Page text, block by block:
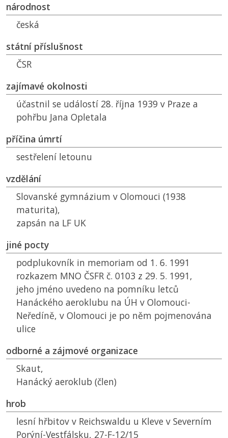
národnost
česká
státní příslušnost
ČSR
zajímavé okolnosti
účastnil se událostí 28. října 1939 v Praze a
pohřbu Jana Opletala
příčina úmrtí
sestřelení letounu
vzdělání
Slovanské gymnázium v Olomouci (1938
maturita),
zapsán na LF UK
jiné pocty
podplukovník in memoriam od 1. 6. 1991
rozkazem MNO ČSFR č. 0103 z 29. 5. 1991,
jeho jméno uvedeno na pomníku letců
Hanáckého aeroklubu na ÚH v Olomouci-
Neředíně, v Olomouci je po něm pojmenována
ulice
odborné a zájmové organizace
Skaut,
Hanácký aeroklub (člen)
hrob
lesní hřbitov v Reichswaldu u Kleve v Severním
Porýní-Vestfálsku, 27-F-12/15